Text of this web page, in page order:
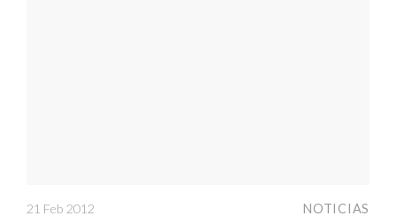
21 Feb 2012 NOTICIAS